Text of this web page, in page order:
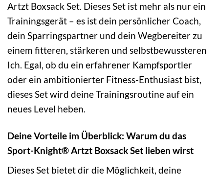
Artzt Boxsack Set. Dieses Set ist mehr als nur ein
Trainingsgerät – es ist dein persönlicher Coach,
dein Sparringspartner und dein Wegbereiter zu
einem fitteren, stärkeren und selbstbewussteren
Ich. Egal, ob du ein erfahrener Kampfsportler
oder ein ambitionierter Fitness-Enthusiast bist,
dieses Set wird deine Trainingsroutine auf ein
neues Level heben.
Deine Vorteile im Überblick: Warum du das
Sport-Knight® Artzt Boxsack Set lieben wirst
Dieses Set bietet dir die Möglichkeit, deine